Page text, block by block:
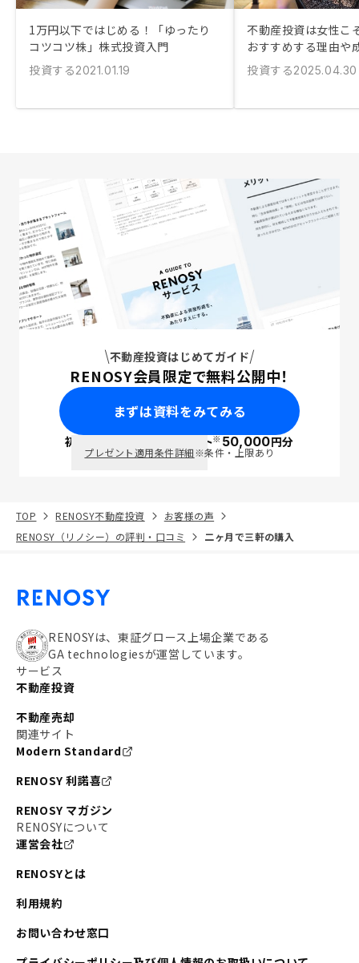
1万円以下ではじめる！「ゆったり
コツコツ株」株式投資入門
投資する2021.01.19
不動産投資は女性こ
おすすめする理由や
投資する2025.04.30
不動産投資はじめてガイド
RENOSY会員限定で無料公開中！
まずは資料をみてみる
初回面談で ポイント※50,000円分
プレゼント適用条件詳細※条件・上限あり
TOP RENOSY不動産投資
お客様の声
RENOSY（リノシー）の評判・口コミ
二ヶ月で三軒の購入
RENOSYは、東証グロース上場企業である
GA technologiesが運営しています。
サービス
不動産投資
不動産売却
関連サイト
Modern Standard
RENOSY 利諾喜
RENOSY マガジン
RENOSYについて
運営会社
RENOSYとは
利用規約
お問い合わせ窓口